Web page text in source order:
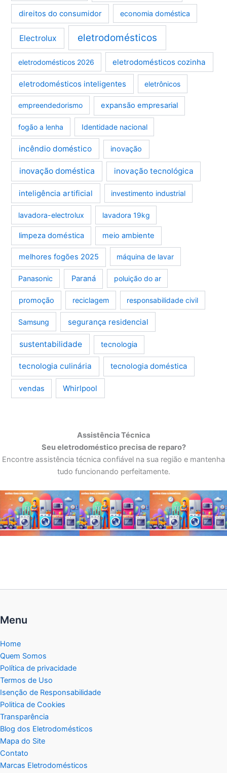
direitos do consumidor economia doméstica
Electrolux eletrodomésticos
eletrodomésticos 2026 eletrodomésticos cozinha
eletrodomésticos inteligentes eletrônicos
empreendedorismo expansão empresarial
fogão a lenha Identidade nacional
incêndio doméstico inovação
inovação doméstica inovação tecnológica
inteligência artificial investimento industrial
lavadora-electrolux lavadora 19kg
limpeza doméstica meio ambiente
melhores fogões 2025 máquina de lavar
Panasonic Paraná poluição do ar
promoção reciclagem responsabilidade civil
Samsung segurança residencial
sustentabilidade tecnologia
tecnologia culinária tecnologia doméstica
vendas Whirlpool
Assistência Técnica
Seu eletrodoméstico precisa de reparo?
Encontre assistência técnica confiável na sua região e mantenha
tudo funcionando perfeitamente.
Menu
Home
Quem Somos
Política de privacidade
Termos de Uso
Isenção de Responsabilidade
Politica de Cookies
Transparência
Blog dos Eletrodomésticos
Mapa do Site
Contato
Marcas Eletrodomésticos